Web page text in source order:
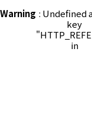
Warning : Undefined
key
in